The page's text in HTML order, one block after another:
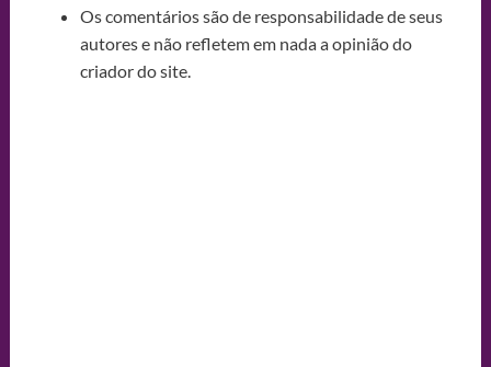
Os comentários são de responsabilidade de seus
autores e não refletem em nada a opinião do
criador do site.